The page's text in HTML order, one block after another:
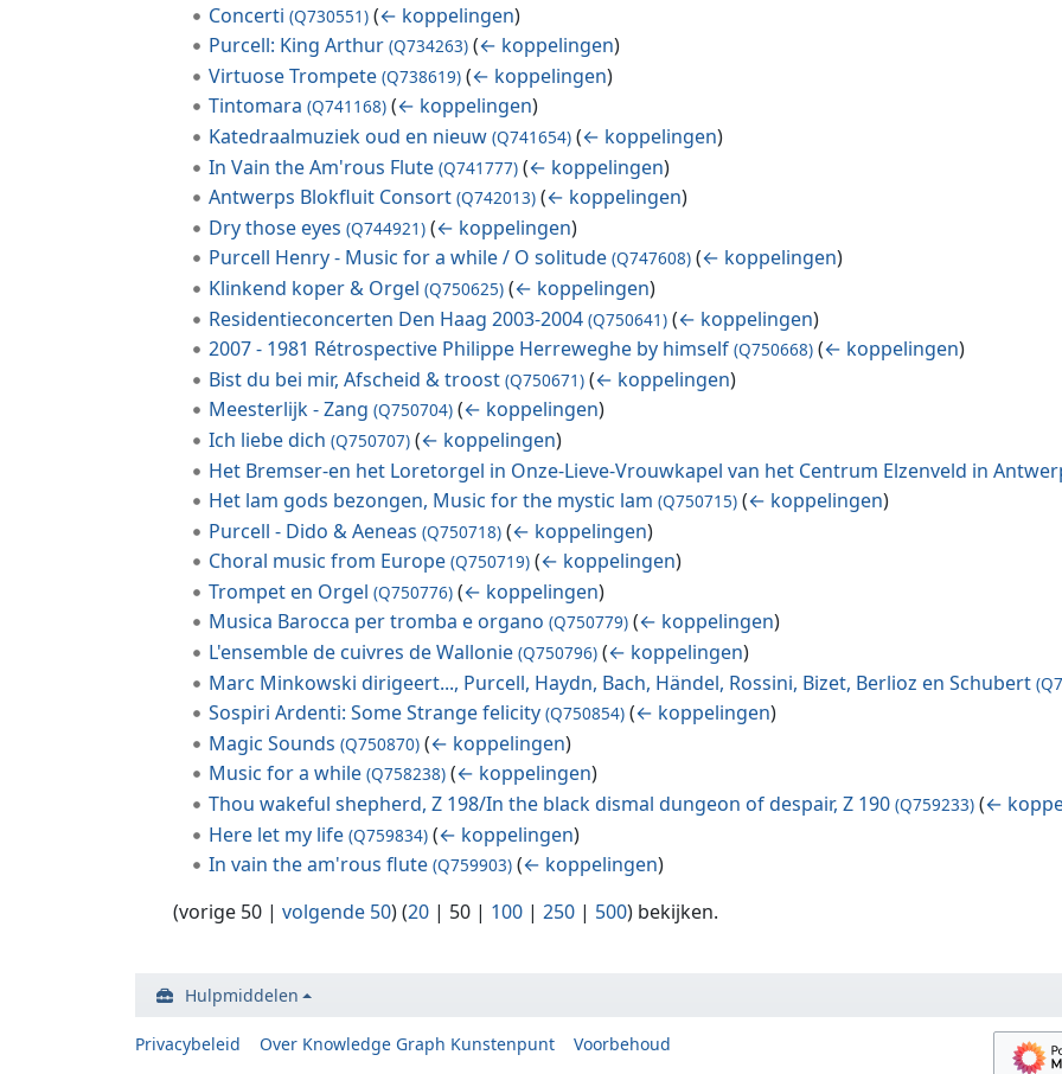
Concerti (Q730551) (← koppelingen)
Purcell: King Arthur (Q734263) (← koppelingen)
Virtuose Trompete (Q738619) (← koppelingen)
Tintomara (Q741168) (← koppelingen)
Katedraalmuziek oud en nieuw (Q741654) (← koppelingen)
In Vain the Am'rous Flute (Q741777) (← koppelingen)
Antwerps Blokfluit Consort (Q742013) (← koppelingen)
Dry those eyes (Q744921) (← koppelingen)
Purcell Henry - Music for a while / O solitude (Q747608) (← koppelingen)
Klinkend koper & Orgel (Q750625) (← koppelingen)
Residentieconcerten Den Haag 2003-2004 (Q750641) (← koppelingen)
2007 - 1981 Rétrospective Philippe Herreweghe by himself (Q750668) (← koppelingen)
Bist du bei mir, Afscheid & troost (Q750671) (← koppelingen)
Meesterlijk - Zang (Q750704) (← koppelingen)
Ich liebe dich (Q750707) (← koppelingen)
Het Bremser-en het Loretorgel in Onze-Lieve-Vrouwkapel van het Centrum Elzenveld in
Het lam gods bezongen, Music for the mystic lam (Q750715) (← koppelingen)
Purcell - Dido & Aeneas (Q750718) (← koppelingen)
Choral music from Europe (Q750719) (← koppelingen)
Trompet en Orgel (Q750776) (← koppelingen)
Musica Barocca per tromba e organo (Q750779) (← koppelingen)
L'ensemble de cuivres de Wallonie (Q750796) (← koppelingen)
Marc Minkowski dirigeert..., Purcell, Haydn, Bach, Händel, Rossini, Bizet, Berlioz en Schubert
Sospiri Ardenti: Some Strange felicity (Q750854) (← koppelingen)
Magic Sounds (Q750870) (← koppelingen)
Music for a while (Q758238) (← koppelingen)
Thou wakeful shepherd, Z 198/In the black dismal dungeon of despair, Z 190 (Q759233) (←
Here let my life (Q759834) (← koppelingen)
In vain the am'rous flute (Q759903) (← koppelingen)
(vorige 50 | volgende 50) (20 | 50 | 100 | 250 | 500) bekijken.
Hulpmiddelen
Privacybeleid Over Knowledge Graph Kunstenpunt Voorbehoud